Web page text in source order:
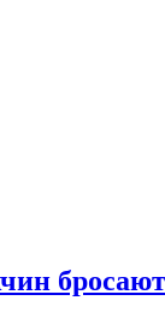
бросают